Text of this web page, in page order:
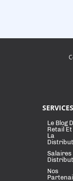
SERVICES
Le Blog
Retail Et
La
Salaires
Nos